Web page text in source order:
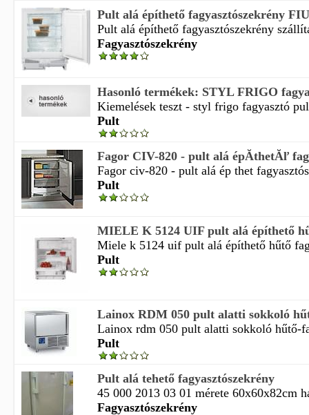
Pult alá építhető fagyasztószekrény
Pult alá építhető fagyasztószekrény
Fagyasztószekrény
Hasonló termékek: STYL FRIGO
Kiemelések teszt - styl frigo fagyasztó
Pult
Fagor CIV-820 - pult alá épĂ­thetĂľ
Fagor civ-820 - pult alá ép thet
Pult
MIELE K 5124 UIF pult alá építhető
Miele k 5124 uif pult alá építhető hűtő
Pult
Lainox RDM 050 pult alatti sokkoló
Lainox rdm 050 pult alatti sokkoló hűtő-
Pult
Pult alá tehető fagyasztószekrény
45 000 2013 03 01 mérete 60x60x82cm
Fagyasztószekrény